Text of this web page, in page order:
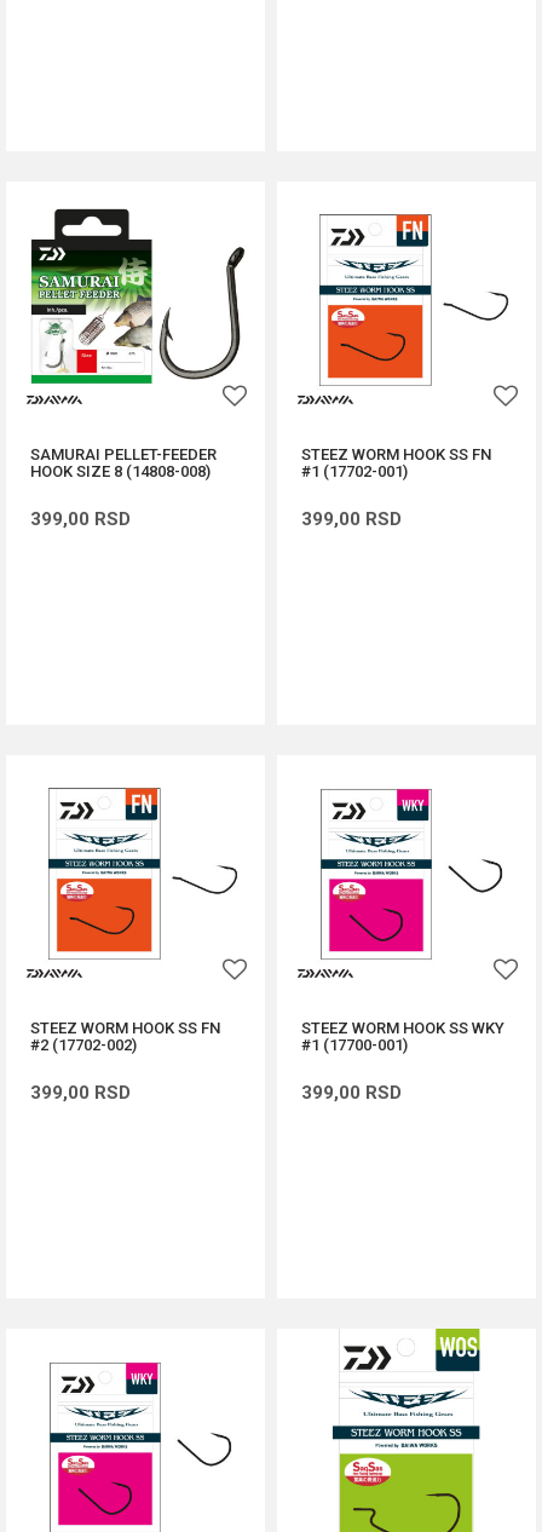
SAMURAI PELLET-FEEDER
HOOK SIZE 8 (14808-008)
399,00 RSD
STEEZ WORM HOOK SS FN
#1 (17702-001)
399,00 RSD
STEEZ WORM HOOK SS FN
#2 (17702-002)
399,00 RSD
STEEZ WORM HOOK SS WKY
#1 (17700-001)
399,00 RSD